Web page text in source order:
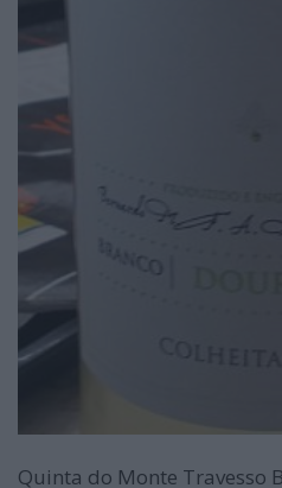
Quinta do Monte Travesso